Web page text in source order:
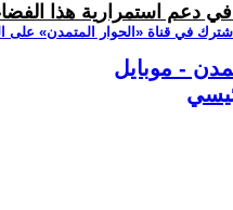
دعم استمرارية هذا
في قناة ‫«الحوار المتمدن» على
- موبايل